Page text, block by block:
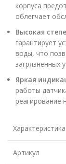
корпуса
облегчает
Высокая
гарантирует
воды, что
загрязненных
Яркая
работы
реагирование
Характеристика
Артикул